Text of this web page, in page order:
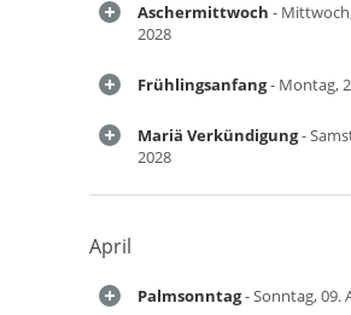
Aschermittwoch -
2028
Frühlingsanfang- Montag,
Mariä Verkündigung-
2028
April
Palmsonntag- Sonntag, 09.